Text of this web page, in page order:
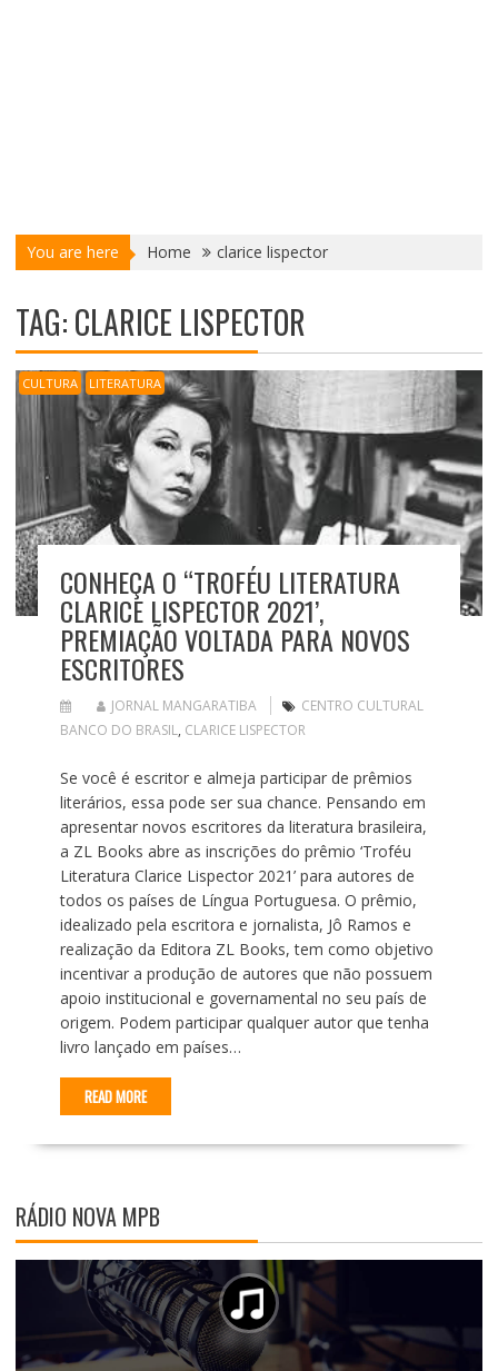
You are here Home clarice lispector
TAG:CLARICE LISPECTOR
CULTURA LITERATURA
CONHEÇA O “TROFÉU LITERATURA
CLARICE LISPECTOR 2021’,
PREMIAÇÃO VOLTADA PARA NOVOS
ESCRITORES
JORNAL MANGARATIBA
CENTRO CULTURAL
BANCO DO BRASIL, CLARICE LISPECTOR
Se você é escritor e almeja participar de prêmios
literários, essa pode ser sua chance. Pensando em
apresentar novos escritores da literatura brasileira,
a ZL Books abre as inscrições do prêmio ‘Troféu
Literatura Clarice Lispector 2021’ para autores de
todos os países de Língua Portuguesa. O prêmio,
idealizado pela escritora e jornalista, Jô Ramos e
realização da Editora ZL Books, tem como objetivo
incentivar a produção de autores que não possuem
apoio institucional e governamental no seu país de
origem. Podem participar qualquer autor que tenha
livro lançado em países…
READ MORE
RÁDIO NOVA MPB